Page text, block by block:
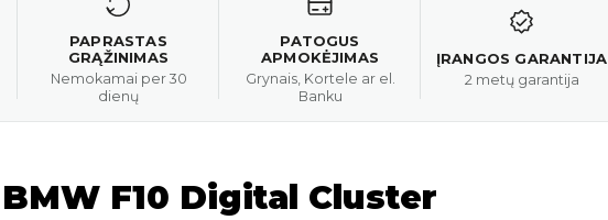
PAPRASTAS
GRĄŽINIMAS
Nemokamai per 30
dienų
PATOGUS
APMOKĖJIMAS
Grynais, Kortele ar el.
Banku
ĮRANGOS GARANTIJA
2 metų garantija
BMW F10 Digital Cluster